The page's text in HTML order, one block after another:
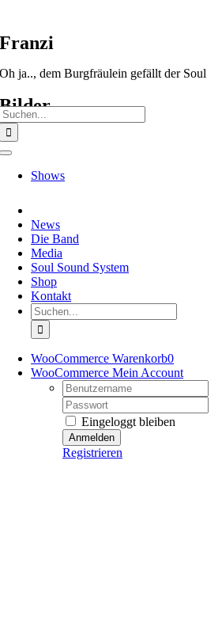
Zum
Inhalt
springen
Toggle
NavigationShows
News
Die Band
Media
Soul Sound System
Shop
Kontakt
Suche
nach:
WooCommerce Warenkorb0
WooCommerce Mein Account
Username:
Password:
Eingeloggt bleiben
Registrieren
Franzi
Oh ja.., dem Burgfräulein gefällt der Soul
Bilder